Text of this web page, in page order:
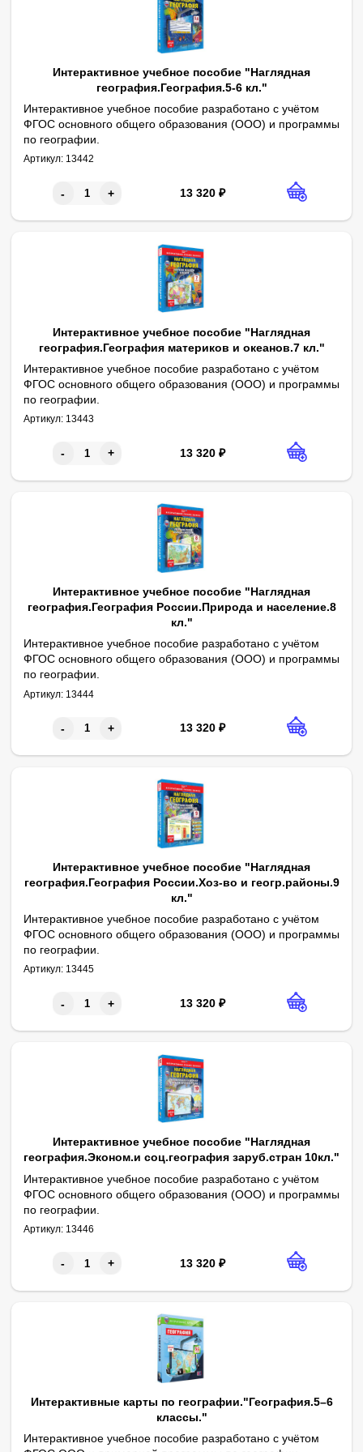
Интерактивное учебное пособие "Наглядная
география.География.5-6 кл."
Интерактивное учебное пособие разработано с учётом
ФГОС основного общего образования (ООО) и программы
по географии.
1. Солнечная система. 2. Солнце, Земля, Луна. 3. Строение
Артикул: 13442
- + 13 320 ₽
Интерактивное учебное пособие "Наглядная
география.География материков и океанов.7 кл."
Интерактивное учебное пособие разработано с учётом
ФГОС основного общего образования (ООО) и программы
по географии.
1. Физическая карта мира. 2. Африка. 3. Австралия. 4.
Артикул: 13443
- + 13 320 ₽
Интерактивное учебное пособие "Наглядная
география.География России.Природа и население.8
кл."
Интерактивное учебное пособие разработано с учётом
ФГОС основного общего образования (ООО) и программы
по географии.
1. Географическое положение, территория и границы. 2.
Артикул: 13444
- + 13 320 ₽
Интерактивное учебное пособие "Наглядная
география.География России.Хоз-во и геогр.районы.9
кл."
Интерактивное учебное пособие разработано с учётом
ФГОС основного общего образования (ООО) и программы
по географии.
1. Топливно-энергетический комплекс (ТЭК). 2. Комплекс
Артикул: 13445
- + 13 320 ₽
Интерактивное учебное пособие "Наглядная
география.Эконом.и соц.география заруб.стран 10кл."
Интерактивное учебное пособие разработано с учётом
ФГОС основного общего образования (ООО) и программы
по географии.
1. Типология стран современного мира. 2. Мировые
Артикул: 13446
- + 13 320 ₽
Интерактивные карты по географии."География.5–6
классы."
Интерактивное учебное пособие разработано с учётом